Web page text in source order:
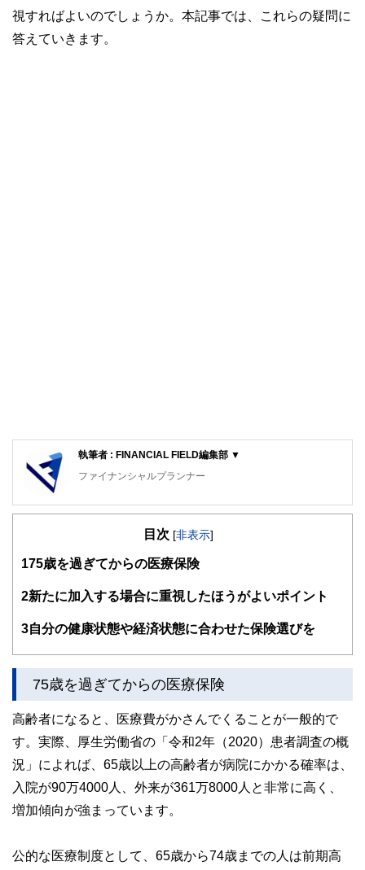
視すればよいのでしょうか。本記事では、これらの疑問に
答えていきます。
執筆者 : FINANCIAL FIELD編集部 ▼
ファイナンシャルプランナー
FinancialField編集部は、金融、経済に関する記事を、日々
知識がない方でも理解できるようわかりやすく発信していま
得者を中心に「お金や暮らし」に関する書籍・雑誌の編集経
験者で構成され、企画立案から記事掲載まですべての工程に
関わることで、読者目線のコンテンツを追求しています。
ドバイザー、DCプランナー、公認会計士、社会保険労務
士、行政書士、投資アナリスト、キャリアコンサルタントな
かしく感じられる年金や税金、相続、保険、ローンなどの話
をわかりやすく発信している点です。
このように編集経験豊富なメンバーと金融や経済に精通した
やすさはもちろんのこと、読み応えのあるコンテンツと確か
な情報発信を実現しています。
コンシェルジュを目指します。
目次 [非表示]
1 75歳を過ぎてからの医療保険
2新たに加入する場合に重視したほうがよいポイント
3自分の健康状態や経済状態に合わせた保険選びを
75歳を過ぎてからの医療保険
高齢者になると、医療費がかさんでくることが一般的で
す。実際、厚生労働省の「令和2年（2020）患者調査の概
況」によれば、65歳以上の高齢者が病院にかかる確率は、
入院が90万4000人、外来が361万8000人と非常に高く、
増加傾向が強まっています。
公的な医療制度として、65歳から74歳までの人は前期高